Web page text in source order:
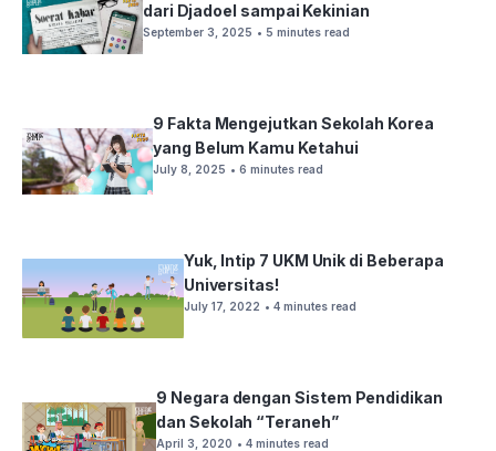
dari Djadoel sampai Kekinian
September 3, 2025 • 5 minutes read
9 Fakta Mengejutkan Sekolah Korea
yang Belum Kamu Ketahui
July 8, 2025 • 6 minutes read
Yuk, Intip 7 UKM Unik di Beberapa
Universitas!
July 17, 2022 • 4 minutes read
9 Negara dengan Sistem Pendidikan
dan Sekolah “Teraneh”
April 3, 2020 • 4 minutes read